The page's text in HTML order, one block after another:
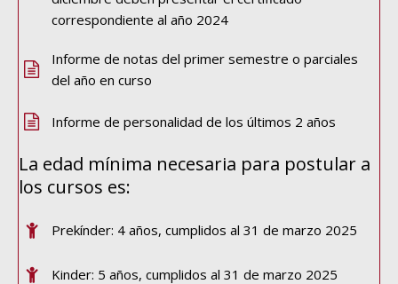
correspondiente al año 2024
Informe de notas del primer semestre o parciales
del año en curso
Informe de personalidad de los últimos 2 años
La edad mínima necesaria para postular a
los cursos es:
Prekínder: 4 años, cumplidos al 31 de marzo 2025
Kinder: 5 años, cumplidos al 31 de marzo 2025